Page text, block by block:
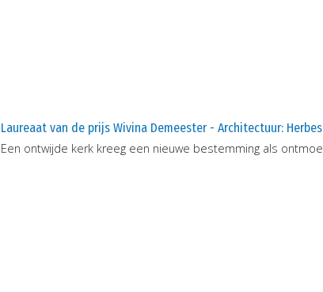
Laureaat van de prijs Wivina Demeester - Architectuur:
Een ontwijde kerk kreeg een nieuwe bestemming als